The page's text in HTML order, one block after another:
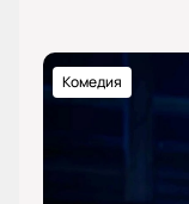
Комедия